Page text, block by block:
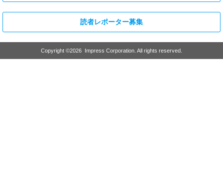
エンタメ
映画「冷たい熱帯魚」「恋の罪」
で助演女優賞を受賞、2011年に園
子温と結婚した神楽坂恵(44)が15
「はだいろ 遙」の完全未発表カッ
トが「FRIDAY」の袋とじに!
エンタメ
ミス SPA!2025グランプリ獲得、
歯科衛生士としての顔も持ち、コ
ストの白ビキニ姿を披露! 泡まみ
れにも! デジタル写真集「美ボデ